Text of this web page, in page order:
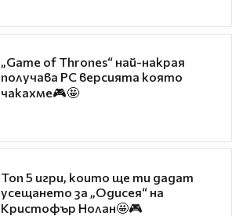
„Game of Thrones“ най-накрая
получава PC версията която
чакахме🎮🤩
Топ 5 игри, които ще ти дадат
усещането за „Одисея“ на
Кристофър Нолан🤩🎮